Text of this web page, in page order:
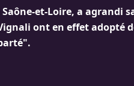
et-Loire, a agrandi
ont en effet adopté